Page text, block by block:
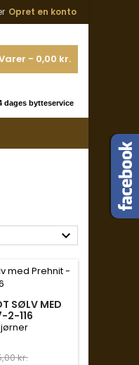
Opret en konto
- 0,00 kr.
bytteservice

SØLV MED
2-116
kr.